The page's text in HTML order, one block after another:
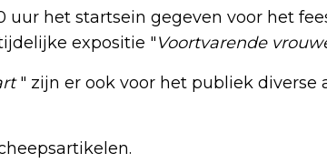
uur het startsein gegeven voor het
expositie "Voortvarende
" zijn er ook voor het publiek diverse